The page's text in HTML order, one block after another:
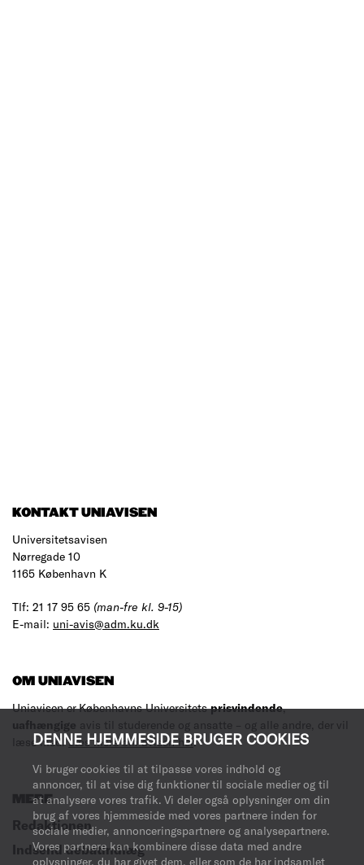
DENNE HJEMMESIDE BRUGER COOKIES
Vi bruger cookies til at tilpasse vores indhold og
annoncer, til at vise dig funktioner til sociale medier og til
at analysere vores trafik. Vi deler også oplysninger om din
brug af vores hjemmeside med vores partnere inden for
sociale medier, annonceringspartnere og analysepartnere.
Vores partnere kan kombinere disse data med andre
oplysninger, du har givet dem, eller som de har indsamlet
KONTAKT UNIAVISEN
Universitetsavisen
Nørregade 10
1165 København K
Tlf: 21 17 95 65 (man-fre kl. 9-15)
E-mail: uni-avis@adm.ku.dk
OM UNIAVISEN
Uniavisen er Københavns Universitetsprisvindende,
uafhængige avis til studerende og ansatte – og alle andre, der vil
læse med.Læs mere om avisen her.
MERE
Redaktionen
Indsend debatindlæg